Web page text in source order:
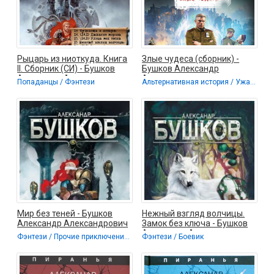
Рыцарь из ниоткуда. Книга
II. Сборник (СИ) - Бушков
Александр Александрович
Попаданцы / Фэнтези
Злые чудеса (сборник) -
Бушков Александр
Александрович
Альтернативная история / Ужасы и Мистика
Мир без теней - Бушков
Александр Александрович
Фэнтези / Прочие приключения / Боевик
Нежный взгляд волчицы.
Замок без ключа - Бушков
Александр Александрович
Фэнтези / Боевик